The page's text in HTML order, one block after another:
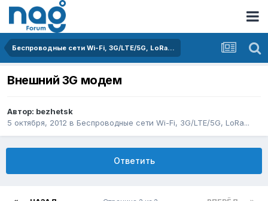
Беспроводные сети Wi-Fi, 3G/LTE/5G, LoRa...
Внешний 3G модем
Автор: bezhetsk
5 октября, 2012 в Беспроводные сети Wi-Fi, 3G/LTE/5G, LoRa...
Ответить